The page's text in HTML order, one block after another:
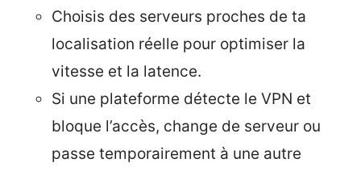
Choisis des serveurs proches de ta
localisation réelle pour optimiser la
vitesse et la latence.
Si une plateforme détecte le VPN et
bloque l’accès, change de serveur ou
passe temporairement à une autre